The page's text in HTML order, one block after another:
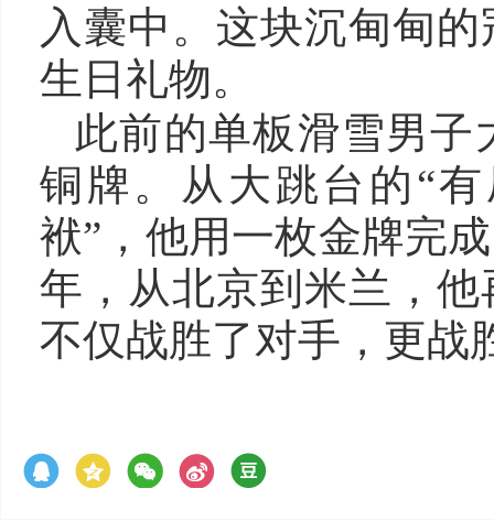
入囊中。这块沉甸甸
生日礼物。
此前的单板滑雪男
铜牌。从大跳台的“
袱”，他用一枚金牌完
年，从北京到米兰，
不仅战胜了对手，更战